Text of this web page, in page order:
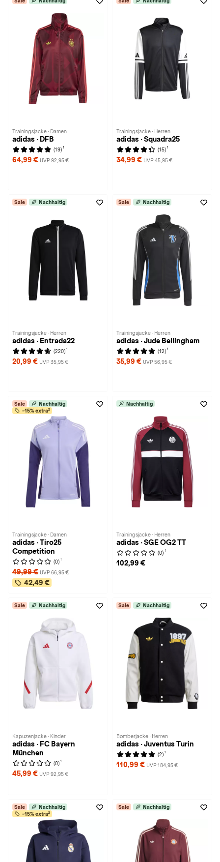
Trainingsjacke · Damen
adidas · DFB
(19) 1
64,99 € UVP 92,95 €
Trainingsjacke · Herren
adidas · Squadra25
(15) 1
34,99 € UVP 45,95 €
Sale Nachhaltig
Trainingsjacke · Herren
adidas · Entrada22
(220) 1
20,99 € UVP 35,95 €
Sale Nachhaltig
Trainingsjacke · Herren
adidas · Jude Bellingham
(12) 1
35,99 € UVP 56,95 €
Sale
Nachhaltig
-15% extra²
Trainingsjacke · Damen
adidas · Tiro25
Competition
(0) 1
49,99 € UVP 66,95 €
42,49 €
Nachhaltig
Trainingsjacke · Herren
adidas · SGE OG2 TT
(0) 1
102,99 €
Sale Nachhaltig
Kapuzenjacke · Kinder
adidas · FC Bayern
München
(0) 1
45,99 € UVP 92,95 €
Sale Nachhaltig
Bomberjacke · Herren
adidas · Juventus Turin
(2) 1
110,99 € UVP 184,95 €
Sale
Nachhaltig
-15% extra²
Sale Nachhaltig